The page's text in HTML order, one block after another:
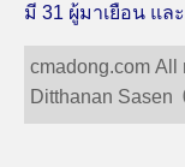
มี 31 ผู้มาเยือน แ
cmadong.com All
Ditthanan Sasen